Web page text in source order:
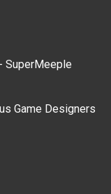
SuperMeeple
Game Designers